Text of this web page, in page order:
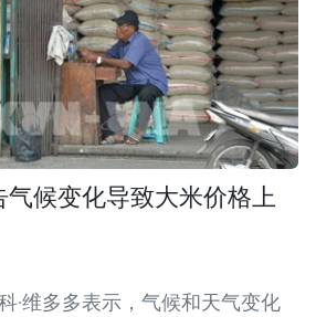
候变化导致大米价格上
·维多多表示，气候和天气变化